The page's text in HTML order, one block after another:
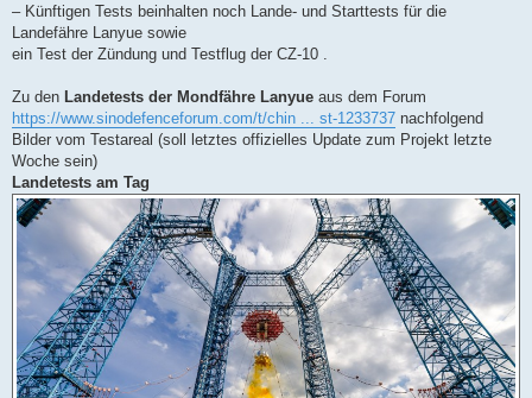
– Künftigen Tests beinhalten noch Lande- und Starttests für die
Landefähre Lanyue sowie
ein Test der Zündung und Testflug der CZ-10 .
Zu den Landetests der Mondfähre Lanyue aus dem Forum
https://www.sinodefenceforum.com/t/chin ... st-1233737 nachfolgend
Bilder vom Testareal (soll letztes offizielles Update zum Projekt letzte
Woche sein)
Landetests am Tag